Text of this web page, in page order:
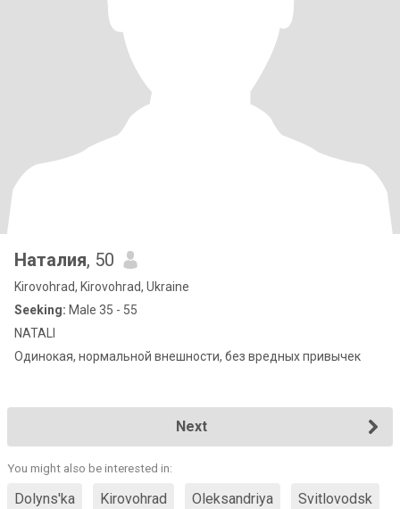
Наталия, 50
Kirovohrad, Kirovohrad, Ukraine
Seeking: Male 35 - 55
NATALI
Одинокая, нормальной внешности, без вредных привычек
Next
You might also be interested in:
Dolyns'ka Kirovohrad Oleksandriya Svitlovodsk